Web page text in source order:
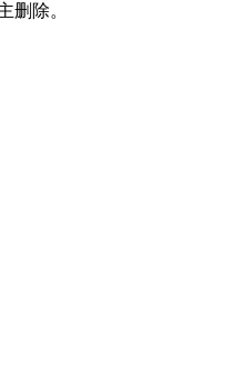
删除。